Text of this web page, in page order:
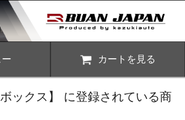
ー カートを見る
ボックス】 に登録されている商